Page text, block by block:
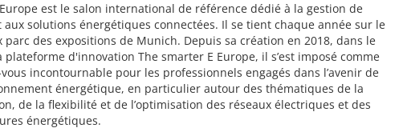
est le salon international de référence dédié à la gestion de
aux solutions énergétiques connectées. Il se tient chaque année sur le
parc des expositions de Munich. Depuis sa création en 2018, dans le
plateforme d'innovation The smarter E Europe, il s’est imposé comme
incontournable pour les professionnels engagés dans l’avenir de
énergétique, en particulier autour des thématiques de la
de la flexibilité et de l’optimisation des réseaux électriques et des
énergétiques.